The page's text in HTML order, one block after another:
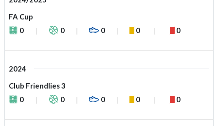
FA Cup
0
0 0 0 0
2024
Club Friendlies 3
0
0 0 0 0